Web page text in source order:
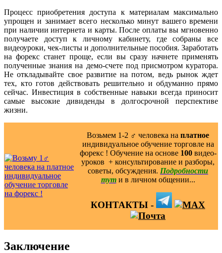
Процесс приобретения доступа к материалам максимально
упрощен и занимает всего несколько минут вашего времени
при наличии интернета и карты. После оплаты вы мгновенно
получаете доступ к личному кабинету, где собраны все
видеоуроки, чек-листы и дополнительные пособия. Заработать
на форекс станет проще, если вы сразу начнете применять
полученные знания на демо-счете под присмотром куратора.
Не откладывайте свое развитие на потом, ведь рынок ждет
тех, кто готов действовать решительно и обдуманно прямо
сейчас. Инвестиция в собственные навыки всегда приносит
самые высокие дивиденды в долгосрочной перспективе
жизни.
Возьмем 1-2 ‍♂️ человека на платное
индивидуальное обучение торговле на
форекс ! Обучение на основе 100видео-
уроков ️ + консультирование и разборы,
советы, обсуждения. Подробности
тут и в личном общении...
КОНТАКТЫ -
Заключение